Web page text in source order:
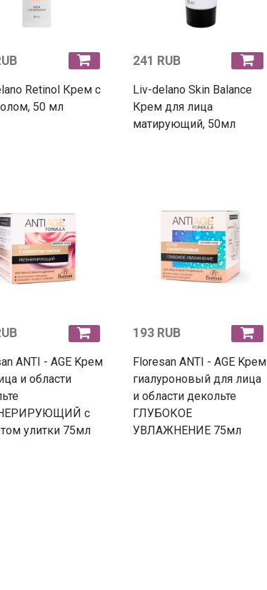
Retinol Крем с
50 мл
241 RUB
Liv-delano Skin Balance
Крем для лица
матирующий, 50мл
ANTI - AGE Kрем
и области
с
улитки 75мл
193 RUB
Floresan ANTI - AGE Kрем
гиалуроновый для лица
и области декольте
ГЛУБОКОЕ
УВЛАЖНЕНИЕ 75мл